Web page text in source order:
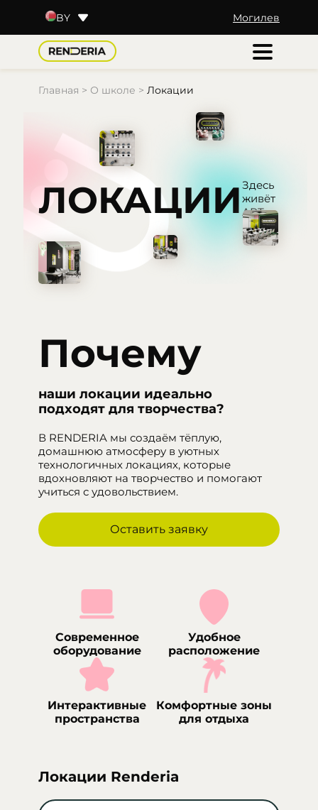
BY
RU
KZ
UZ
Могилев
Главная > О школе > Локации
ЛОКАЦИИ Здесь
живёт
АРТ
Почему
наши локации идеально
подходят для творчества?
В RENDERIA мы создаём тёплую,
домашнюю атмосферу в уютных
технологичных локациях, которые
вдохновляют на творчество и помогают
учиться с удовольствием.
Оставить заявку
Современное
оборудование
Удобное
расположение
Интерактивные
пространства
Комфортные зоны
для отдыха
Локации Renderia